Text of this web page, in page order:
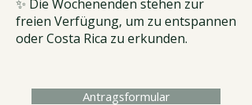
✨ Die Wochenenden stehen zur
freien Verfügung, um zu entspannen
oder Costa Rica zu erkunden.
Antragsformular